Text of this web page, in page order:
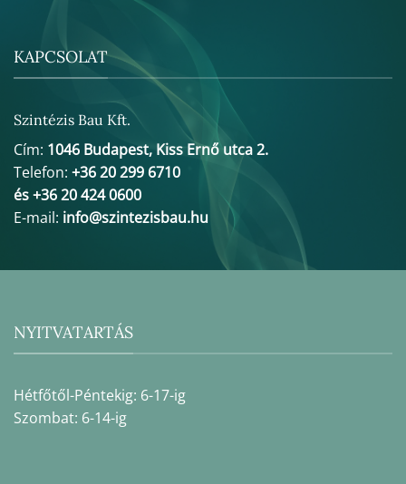
KAPCSOLAT
Szintézis Bau Kft.
Cím: 1046 Budapest, Kiss Ernő utca 2.
Telefon: +36 20 299 6710
és +36 20 424 0600
E-mail: info@szintezisbau.hu
NYITVATARTÁS
Hétfőtől-Péntekig: 6-17-ig
Szombat: 6-14-ig